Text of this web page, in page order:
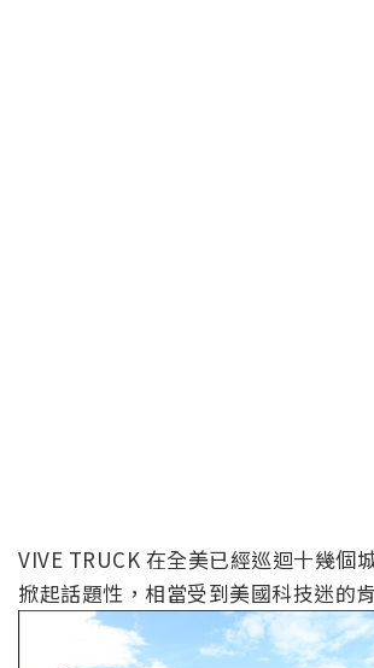
VIVE TRUCK 在全美已經巡迴十幾個
掀起話題性，相當受到美國科技迷的